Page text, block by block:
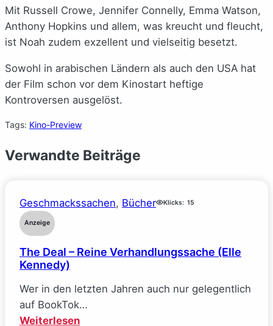
Mit Russell Crowe, Jennifer Connelly, Emma Watson,
Anthony Hopkins und allem, was kreucht und fleucht,
ist Noah zudem exzellent und vielseitig besetzt.
Sowohl in arabischen Ländern als auch den USA hat
der Film schon vor dem Kinostart heftige
Kontroversen ausgelöst.
Tags: Kino-Preview
Verwandte Beiträge
Geschmackssachen, Bücher Klicks: 15
Anzeige
The Deal – Reine Verhandlungssache (Elle
Kennedy)
Wer in den letzten Jahren auch nur gelegentlich
auf BookTok…
Weiterlesen: